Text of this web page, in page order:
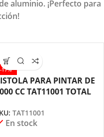
aluminio. ¡Perfecto para
-17%
PARA PINTAR DE
CC TAT11001 TOTAL
TAT11001
En stock